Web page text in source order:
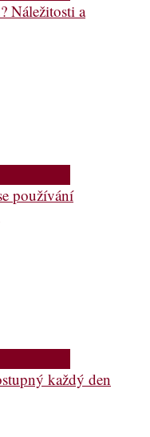
Náležitosti a
používání
každý den